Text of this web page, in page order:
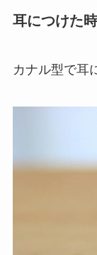
耳につけた
カナル型で耳